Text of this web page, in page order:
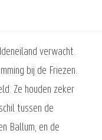
verwacht.
bij de Friezen.
Ze houden zeker
tussen de
Ballum, en de